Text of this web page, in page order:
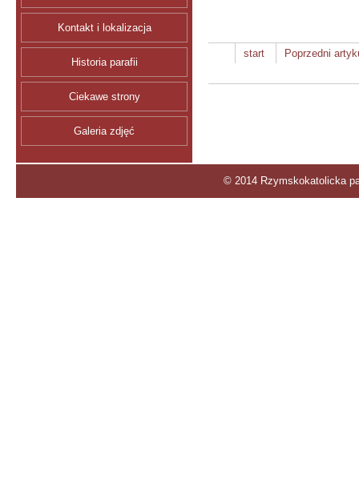
Kontakt i lokalizacja
Historia parafii
Ciekawe strony
Galeria zdjęć
start Poprzedni
© 2014 Rzymskokatolicka